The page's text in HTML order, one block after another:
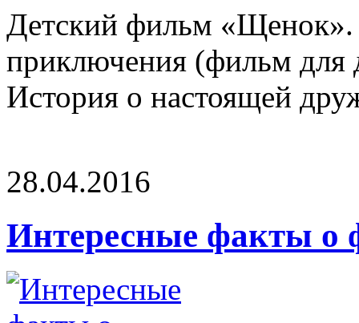
Детский фильм «Щенок».
приключения (фильм для
История о настоящей
28.04.2016
Интересные факты о